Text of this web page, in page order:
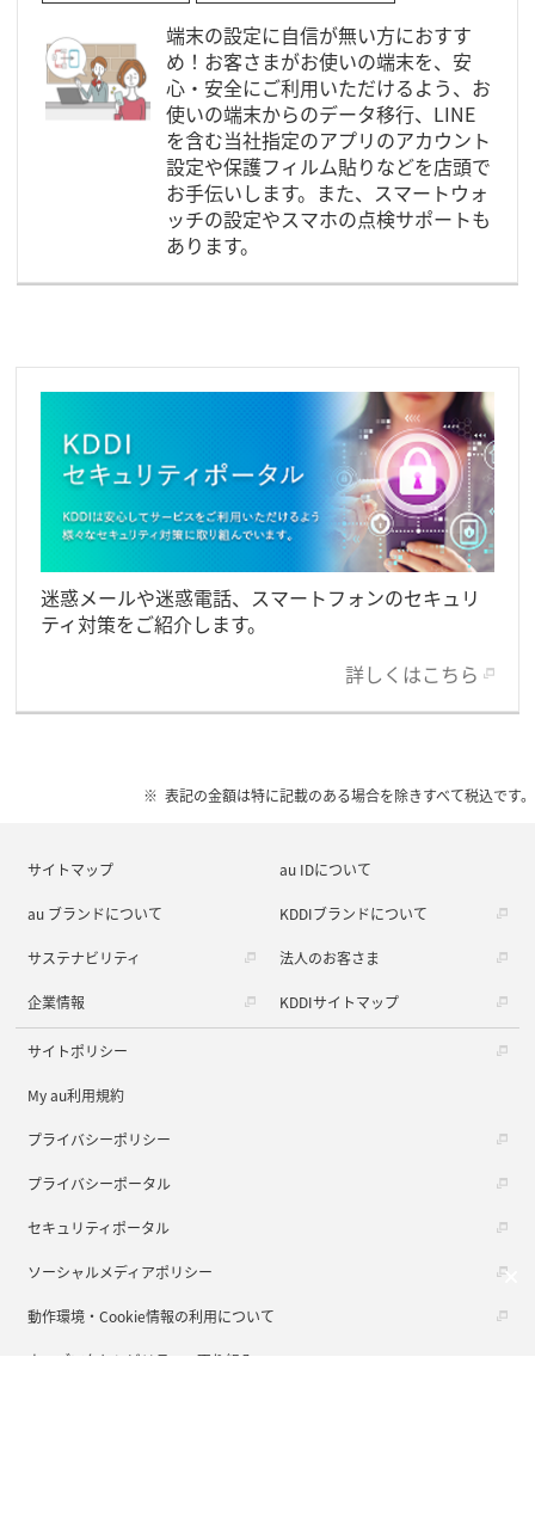
端末の設定に自信が無い方におすす
め！お客さまがお使いの端末を、安
心・安全にご利用いただけるよう、お
使いの端末からのデータ移行、LINE
を含む当社指定のアプリのアカウント
設定や保護フィルム貼りなどを店頭で
お手伝いします。また、スマートウォ
ッチの設定やスマホの点検サポートも
あります。
迷惑メールや迷惑電話、スマートフォンのセキュリ
ティ対策をご紹介します。
詳しくはこちら
表記の金額は特に記載のある場合を除きすべて税込です。
サイトマップ au IDについて
au ブランドについて KDDIブランドについて
サステナビリティ 法人のお客さま
企業情報 KDDIサイトマップ
サイトポリシー
My au利用規約
プライバシーポリシー
プライバシーポータル
セキュリティポータル
ソーシャルメディアポリシー
動作環境・Cookie情報の利用について
ウェブアクセシビリティの取り組み